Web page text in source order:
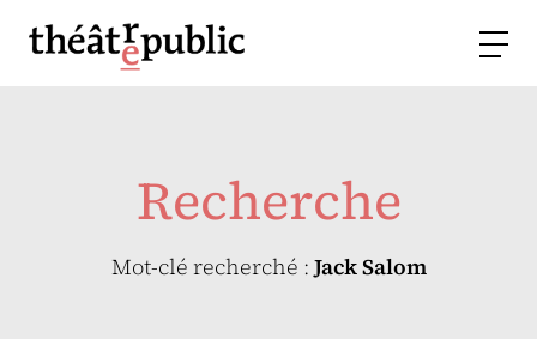
Recherche
Mot-clé recherché :Jack Salom